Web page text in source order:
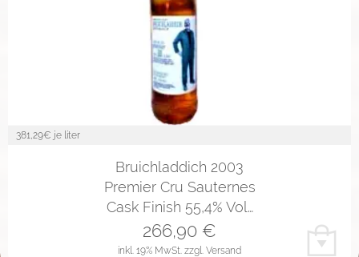
381,29€ je liter
Bruichladdich 2003
Premier Cru Sauternes
Cask Finish 55,4% Vol…
inkl. 19% MwSt. zzgl. Versand
266,90 €